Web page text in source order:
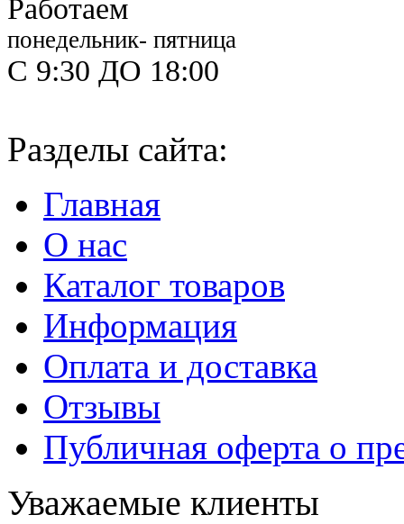
Работаем
понедельник- пятница
С 9:30 ДО 18:00
Разделы сайта:
Главная
О нас
Каталог товаров
Информация
Оплата и доставка
Отзывы
Публичная оферта о
Уважаемые клиенты